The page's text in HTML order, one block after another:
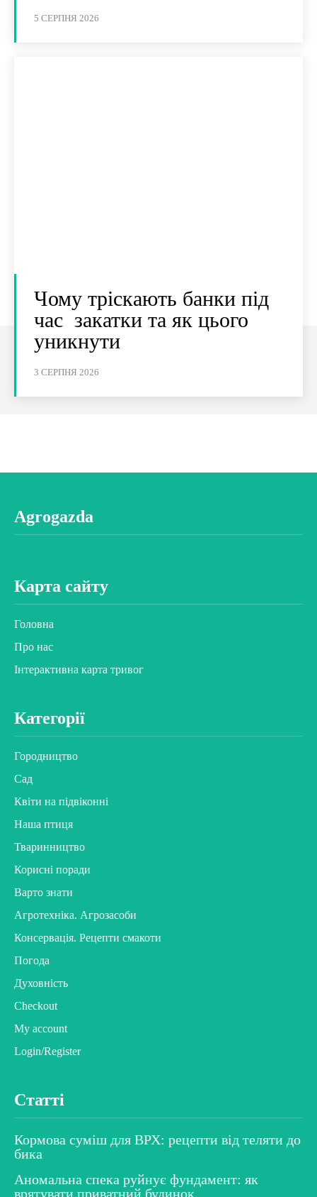
5 СЕРПНЯ 2026
Чому тріскають банки під
час закатки та як цього
уникнути
3 СЕРПНЯ 2026
Agrogazda
Карта сайту
Головна
Про нас
Інтерактивна карта тривог
Категорії
Городництво
Сад
Квіти на підвіконні
Наша птиця
Тваринництво
Корисні поради
Варто знати
Агротехніка. Агрозасоби
Консервація. Рецепти смакоти
Погода
Духовність
Checkout
My account
Login/Register
Статті
Кормова суміш для ВРХ: рецепти від теляти до
бика
Аномальна спека руйнує фундамент: як
врятувати приватний будинок